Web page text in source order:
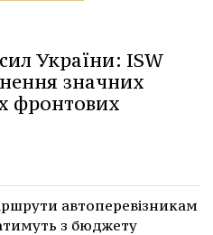
України: ISW
значних
фронтових
автоперевізникам
з бюджету